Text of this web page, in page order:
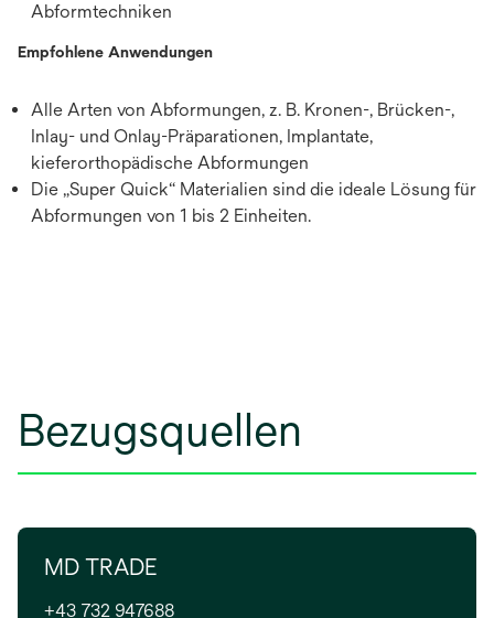
Abformtechniken
Empfohlene Anwendungen
Alle Arten von Abformungen, z. B. Kronen-, Brücken-,
Inlay- und Onlay-Präparationen, Implantate,
kieferorthopädische Abformungen
Die „Super Quick“ Materialien sind die ideale Lösung für
Abformungen von 1 bis 2 Einheiten.
Bezugsquellen
MD TRADE
+43 732 947688